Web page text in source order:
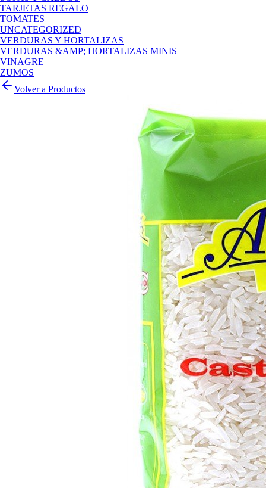
TARJETAS REGALO
TOMATES
UNCATEGORIZED
VERDURAS Y HORTALIZAS
VERDURAS &AMP; HORTALIZAS MINIS
VINAGRE
ZUMOS
Volver a Productos